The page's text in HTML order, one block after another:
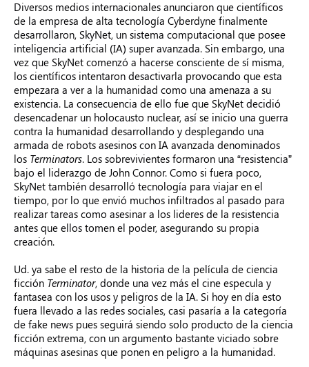
Diversos medios internacionales anunciaron que científicos
de la empresa de alta tecnología Cyberdyne finalmente
desarrollaron, SkyNet, un sistema computacional que posee
inteligencia artificial (IA) super avanzada. Sin embargo, una
vez que SkyNet comenzó a hacerse consciente de sí misma,
los científicos intentaron desactivarla provocando que esta
empezara a ver a la humanidad como una amenaza a su
existencia. La consecuencia de ello fue que SkyNet decidió
desencadenar un holocausto nuclear, así se inicio una guerra
contra la humanidad desarrollando y desplegando una
armada de robots asesinos con IA avanzada denominados
los Terminators. Los sobrevivientes formaron una “resistencia”
bajo el liderazgo de John Connor. Como si fuera poco,
SkyNet también desarrolló tecnología para viajar en el
tiempo, por lo que envió muchos infiltrados al pasado para
realizar tareas como asesinar a los lideres de la resistencia
antes que ellos tomen el poder, asegurando su propia
creación.
Ud. ya sabe el resto de la historia de la película de ciencia
ficción Terminator, donde una vez más el cine especula y
fantasea con los usos y peligros de la IA. Si hoy en día esto
fuera llevado a las redes sociales, casi pasaría a la categoría
de fake news pues seguirá siendo solo producto de la ciencia
ficción extrema, con un argumento bastante viciado sobre
máquinas asesinas que ponen en peligro a la humanidad.